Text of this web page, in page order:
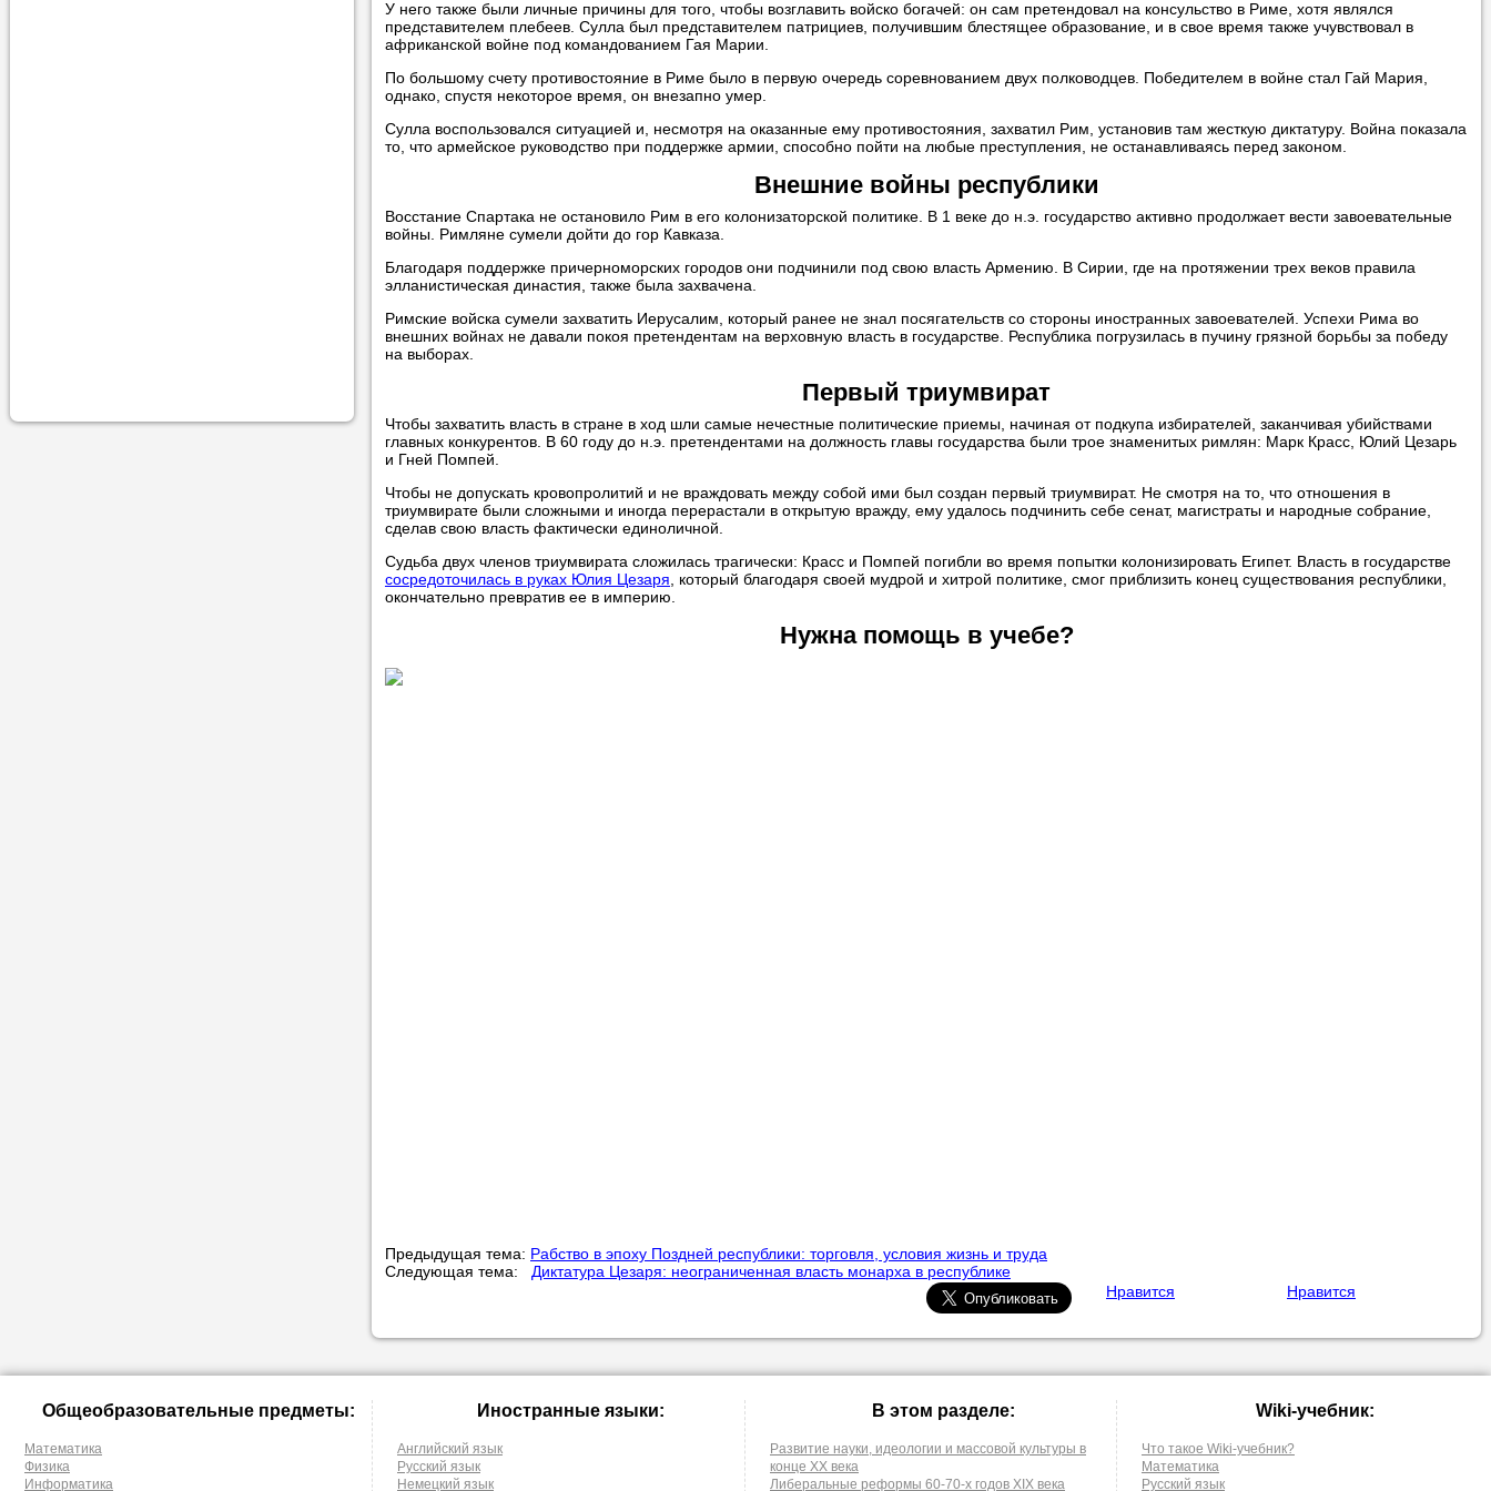
учеником.
У него также были личные причины для того, чтобы возглавить войско богачей: он сам претендовал на консульство в Риме, хотя являлся
представителем плебеев. Сулла был представителем патрициев, получившим блестящее образование, и в свое время также учувствовал в
африканской войне под командованием Гая Марии.
По большому счету противостояние в Риме было в первую очередь соревнованием двух полководцев. Победителем в войне стал Гай Мария,
однако, спустя некоторое время, он внезапно умер.
Сулла воспользовался ситуацией и, несмотря на оказанные ему противостояния, захватил Рим, установив там жесткую диктатуру. Война показала
то, что армейское руководство при поддержке армии, способно пойти на любые преступления, не останавливаясь перед законом.
Внешние войны республики
Восстание Спартака не остановило Рим в его колонизаторской политике. В 1 веке до н.э. государство активно продолжает вести завоевательные
войны. Римляне сумели дойти до гор Кавказа.
Благодаря поддержке причерноморских городов они подчинили под свою власть Армению. В Сирии, где на протяжении трех веков правила
элланистическая династия, также была захвачена.
Римские войска сумели захватить Иерусалим, который ранее не знал посягательств со стороны иностранных завоевателей. Успехи Рима во
внешних войнах не давали покоя претендентам на верховную власть в государстве. Республика погрузилась в пучину грязной борьбы за победу
на выборах.
Первый триумвират
Чтобы захватить власть в стране в ход шли самые нечестные политические приемы, начиная от подкупа избирателей, заканчивая убийствами
главных конкурентов. В 60 году до н.э. претендентами на должность главы государства были трое знаменитых римлян: Марк Красс, Юлий Цезарь
и Гней Помпей.
Чтобы не допускать кровопролитий и не враждовать между собой ими был создан первый триумвират. Не смотря на то, что отношения в
триумвирате были сложными и иногда перерастали в открытую вражду, ему удалось подчинить себе сенат, магистраты и народные собрание,
сделав свою власть фактически единоличной.
Судьба двух членов триумвирата сложилась трагически: Красс и Помпей погибли во время попытки колонизировать Египет. Власть в государстве
сосредоточилась в руках Юлия Цезаря , который благодаря своей мудрой и хитрой политике, смог приблизить конец существования республики,
окончательно превратив ее в империю.
Нужна помощь в учебе?
Предыдущая тема: Рабство в эпоху Поздней республики: торговля, условия жизнь и труда
Следующая тема: Диктатура Цезаря: неограниченная власть монарха в республике
Нравится
Нравится
Общеобразовательные предметы:
Математика
Физика
Информатика
Иностранные языки:
Английский язык
Русский язык
Немецкий язык
В этом разделе:
Развитие науки, идеологии и массовой культуры в
конце XX века
Либеральные реформы 60-70-х годов XIX века
Wiki-учебник:
Что такое Wiki-учебник?
Математика
Русский язык